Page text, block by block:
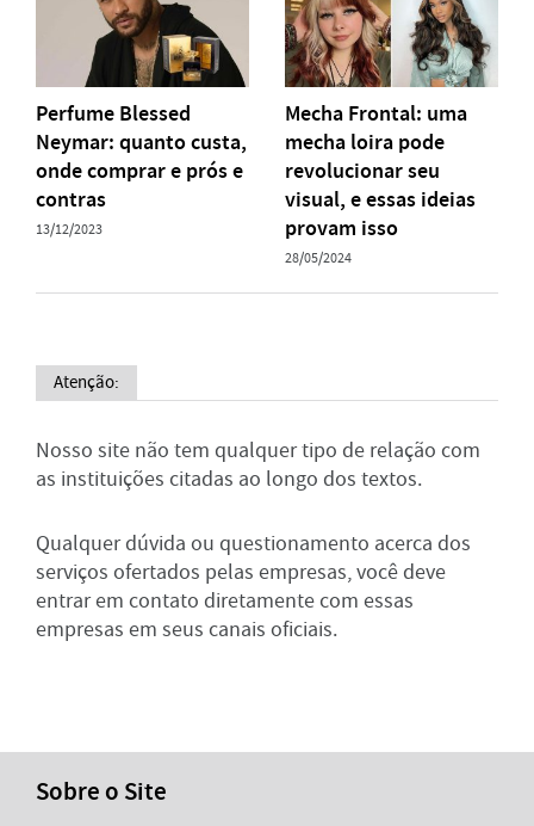
Perfume Blessed
Neymar: quanto custa,
onde comprar e prós e
contras
13/12/2023
Mecha Frontal: uma
mecha loira pode
revolucionar seu
visual, e essas ideias
provam isso
28/05/2024
Atenção:
Nosso site não tem qualquer tipo de relação com
as instituições citadas ao longo dos textos.
Qualquer dúvida ou questionamento acerca dos
serviços ofertados pelas empresas, você deve
entrar em contato diretamente com essas
empresas em seus canais oficiais.
Sobre o Site